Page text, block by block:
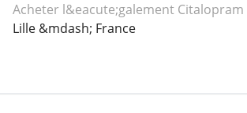
Acheter l&eacute;galement Citalopram
Lille &mdash; France